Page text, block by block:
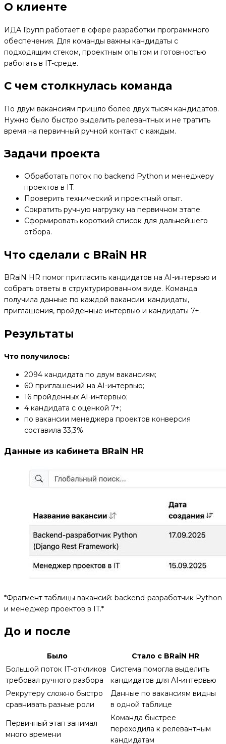
О клиенте
ИДА Групп работает в сфере разработки программного
обеспечения. Для команды важны кандидаты с
подходящим стеком, проектным опытом и готовностью
работать в IT-среде.
С чем столкнулась команда
По двум вакансиям пришло более двух тысяч кандидатов.
Нужно было быстро выделить релевантных и не тратить
время на первичный ручной контакт с каждым.
Задачи проекта
Обработать поток по backend Python и менеджеру
проектов в IT.
Проверить технический и проектный опыт.
Сократить ручную нагрузку на первичном этапе.
Сформировать короткий список для дальнейшего
отбора.
Что сделали с BRaiN HR
BRaiN HR помог пригласить кандидатов на AI-интервью и
собрать ответы в структурированном виде. Команда
получила данные по каждой вакансии: кандидаты,
приглашения, пройденные интервью и кандидаты 7+.
Результаты
Что получилось:
2094 кандидата по двум вакансиям;
60 приглашений на AI-интервью;
16 пройденных AI-интервью;
4 кандидата с оценкой 7+;
по вакансии менеджера проектов конверсия
составила 33,3%.
Данные из кабинета BRaiN HR
*Фрагмент таблицы вакансий: backend-разработчик Python
и менеджер проектов в IT.*
До и после
Было
Стало с BRaiN HR
Большой поток IT-откликов
требовал ручного разбора
Система помогла выделить
кандидатов для AI-интервью
Рекрутеру сложно быстро
сравнивать разные роли
Данные по вакансиям видны
в одной таблице
Первичный этап занимал
много времени
Команда быстрее
переходила к релевантным
кандидатам